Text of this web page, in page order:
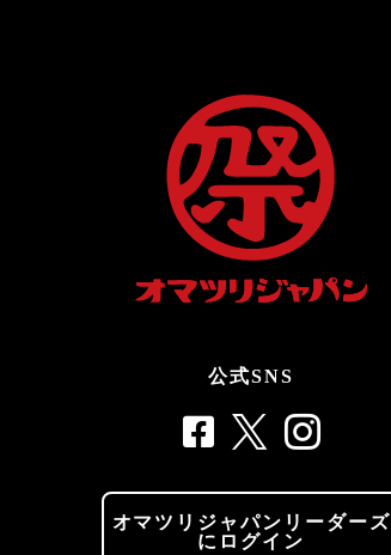
公式SNS
オマツリジャパンリーダーズ
にログイン